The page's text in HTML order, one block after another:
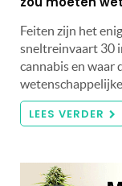
Feiten zijn het
sneltreinvaart 30
cannabis en waar
LEES VERDER